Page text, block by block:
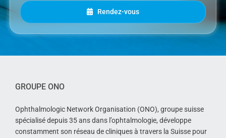
Rendez-vous
GROUPE ONO
Ophthalmologic Network Organisation (ONO), groupe suisse
spécialisé depuis 35 ans dans l’ophtalmologie, développe
constamment son réseau de cliniques à travers la Suisse pour